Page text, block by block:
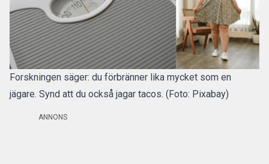
Forskningen säger: du förbränner lika mycket som en
jägare. Synd att du också jagar tacos. (Foto: Pixabay)
ANNONS